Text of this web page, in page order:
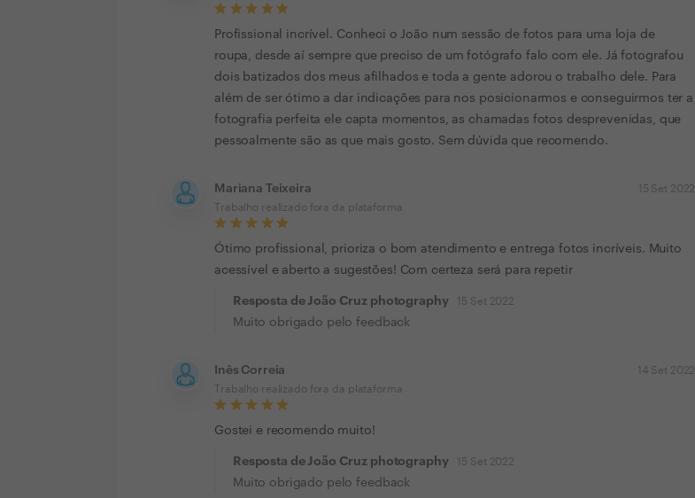
Profissional incrível. Conheci o João num sessão de fotos para uma loja de
roupa, desde aí sempre que preciso de um fotógrafo falo com ele. Já fotografou
dois batizados dos meus afilhados e toda a gente adorou o trabalho dele. Para
além de ser ótimo a dar indicações para nos posicionarmos e conseguirmos ter a
fotografia perfeita ele capta momentos, as chamadas fotos desprevenidas, que
pessoalmente são as que mais gosto. Sem dúvida que recomendo.
Mariana Teixeira
Trabalho realizado fora da plataforma
15 Set 2022
Ótimo profissional, prioriza o bom atendimento e entrega fotos incríveis. Muito
acessível e aberto a sugestões! Com certeza será para repetir
Resposta de João Cruz photography 15 Set 2022
Muito obrigado pelo feedback
Inês Correia
Trabalho realizado fora da plataforma
14 Set 2022
Gostei e recomendo muito!
Resposta de João Cruz photography 15 Set 2022
Muito obrigado pelo feedback